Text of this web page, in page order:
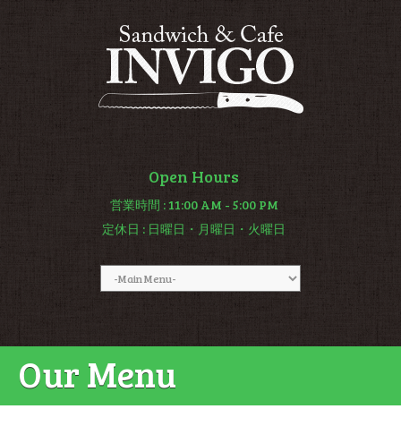
Open Hours
営業時間 : 11:00 AM - 5:00 PM
定休日 : 日曜日・月曜日・火曜日
Our Menu